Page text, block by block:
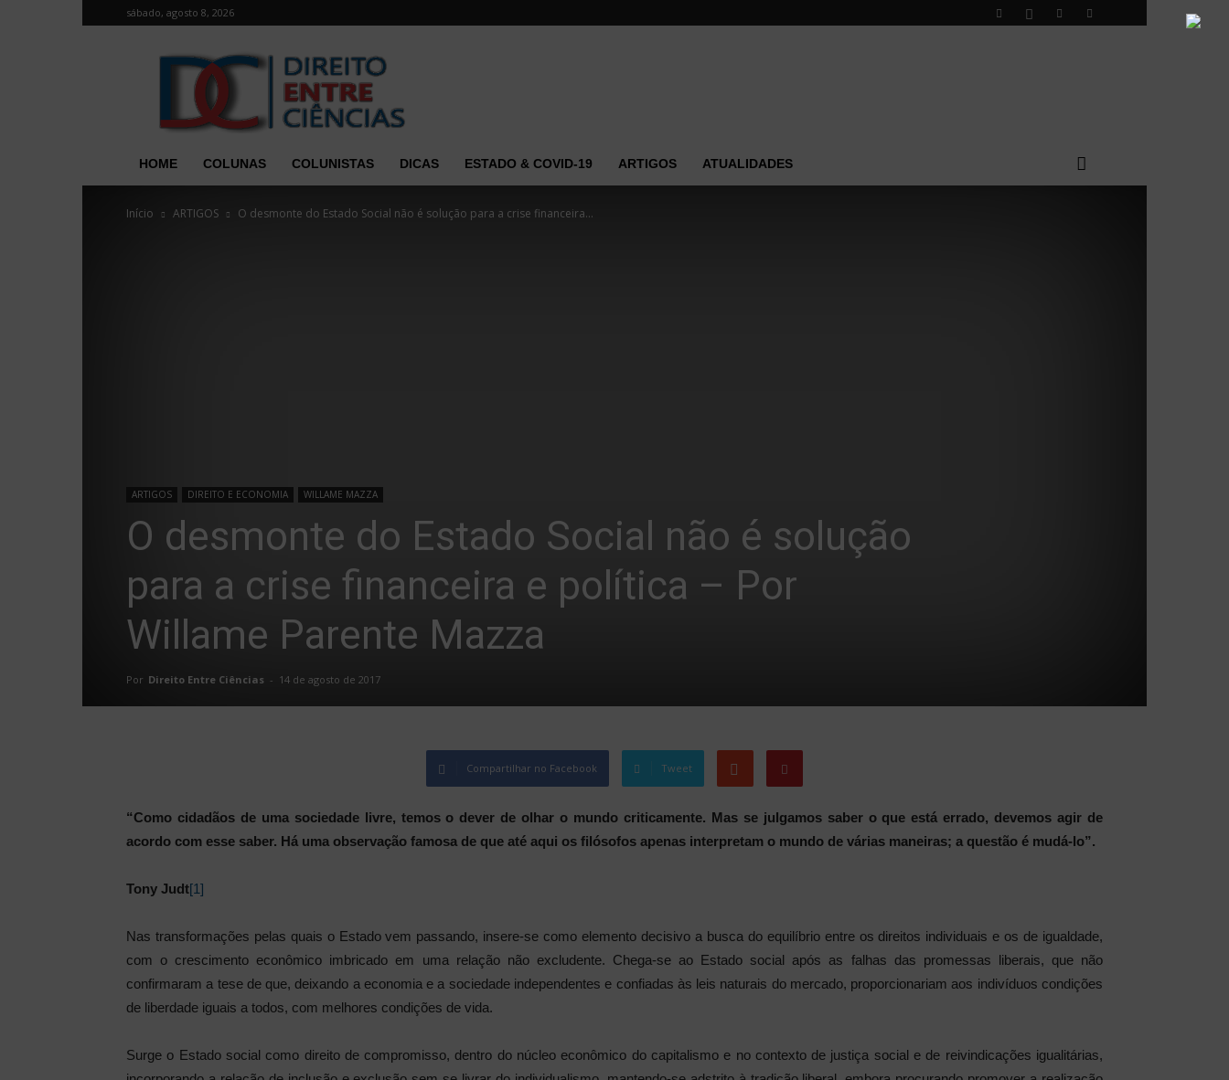
sábado, agosto 8, 2026
Direito
entre
Ciências
HOME COLUNAS COLUNISTAS DICAS ESTADO & COVID-19 ARTIGOS ATUALIDADES
Início ARTIGOS O desmonte do Estado Social não é solução para a crise financeira...
ARTIGOS DIREITO E ECONOMIA WILLAME MAZZA
O desmonte do Estado Social não é solução
para a crise financeira e política – Por
Willame Parente Mazza
Por Direito Entre Ciências - 14 de agosto de 2017
Compartilhar no Facebook Tweet
“Como cidadãos de uma sociedade livre, temos o dever de olhar o mundo criticamente. Mas se julgamos saber o que está errado, devemos agir de
acordo com esse saber. Há uma observação famosa de que até aqui os filósofos apenas interpretam o mundo de várias maneiras; a questão é mudá-lo”.
Tony Judt[1]
Nas transformações pelas quais o Estado vem passando, insere-se como elemento decisivo a busca do equilíbrio entre os direitos individuais e os de igualdade,
com o crescimento econômico imbricado em uma relação não excludente. Chega-se ao Estado social após as falhas das promessas liberais, que não
confirmaram a tese de que, deixando a economia e a sociedade independentes e confiadas às leis naturais do mercado, proporcionariam aos indivíduos condições
de liberdade iguais a todos, com melhores condições de vida.
Surge o Estado social como direito de compromisso, dentro do núcleo econômico do capitalismo e no contexto de justiça social e de reivindicações igualitárias,